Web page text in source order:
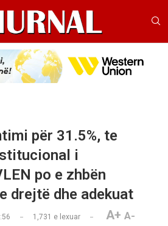
për 31.5%, te
i
po e zhbën
drejtë dhe adekuat
1,731 e lexuar A+ A-